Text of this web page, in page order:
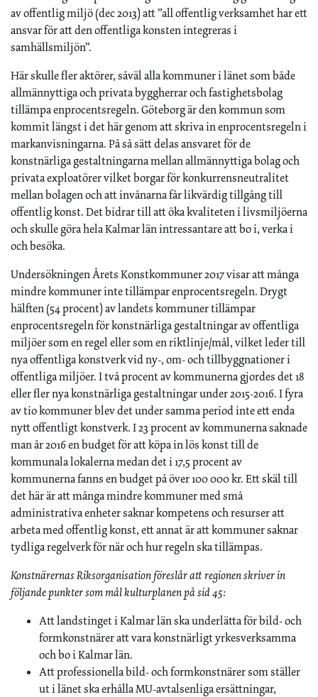
av offentlig miljö (dec 2013) att ”all offentlig verksamhet har ett
ansvar för att den offentliga konsten integreras i
samhällsmiljön”.
Här skulle fler aktörer, såväl alla kommuner i länet som både
allmännyttiga och privata byggherrar och fastighetsbolag
tillämpa enprocentsregeln. Göteborg är den kommun som
kommit längst i det här genom att skriva in enprocentsregeln i
markanvisningarna. På så sätt delas ansvaret för de
konstnärliga gestaltningarna mellan allmännyttiga bolag och
privata exploatörer vilket borgar för konkurrensneutralitet
mellan bolagen och att invånarna får likvärdig tillgång till
offentlig konst. Det bidrar till att öka kvaliteten i livsmiljöerna
och skulle göra hela Kalmar län intressantare att bo i, verka i
och besöka.
Undersökningen Årets Konstkommuner 2017 visar att många
mindre kommuner inte tillämpar enprocentsregeln. Drygt
hälften (54 procent) av landets kommuner tillämpar
enprocentsregeln för konstnärliga gestaltningar av offentliga
miljöer som en regel eller som en riktlinje/mål, vilket leder till
nya offentliga konstverk vid ny-, om- och tillbyggnationer i
offentliga miljöer. I två procent av kommunerna gjordes det 18
eller fler nya konstnärliga gestaltningar under 2015-2016. I fyra
av tio kommuner blev det under samma period inte ett enda
nytt offentligt konstverk. I 23 procent av kommunerna saknade
man år 2016 en budget för att köpa in lös konst till de
kommunala lokalerna medan det i 17,5 procent av
kommunerna fanns en budget på över 100 000 kr. Ett skäl till
det här är att många mindre kommuner med små
administrativa enheter saknar kompetens och resurser att
arbeta med offentlig konst, ett annat är att kommuner saknar
tydliga regelverk för när och hur regeln ska tillämpas.
Konstnärernas Riksorganisation föreslår att regionen skriver in
följande punkter som mål kulturplanen på sid 45:
Att landstinget i Kalmar län ska underlätta för bild- och
formkonstnärer att vara konstnärligt yrkesverksamma
och bo i Kalmar län.
Att professionella bild- och formkonstnärer som ställer
ut i länet ska erhålla MU-avtalsenliga ersättningar,